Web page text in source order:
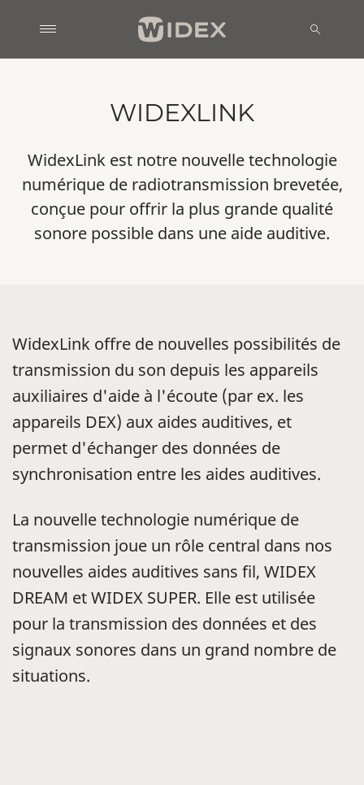
WIDEXLINK
WidexLink est notre nouvelle technologie
numérique de radiotransmission brevetée,
conçue pour offrir la plus grande qualité
sonore possible dans une aide auditive.
WidexLink offre de nouvelles possibilités de
transmission du son depuis les appareils
auxiliaires d'aide à l'écoute (par ex. les
appareils DEX) aux aides auditives, et
permet d'échanger des données de
synchronisation entre les aides auditives.
La nouvelle technologie numérique de
transmission joue un rôle central dans nos
nouvelles aides auditives sans fil, WIDEX
DREAM et WIDEX SUPER. Elle est utilisée
pour la transmission des données et des
signaux sonores dans un grand nombre de
situations.